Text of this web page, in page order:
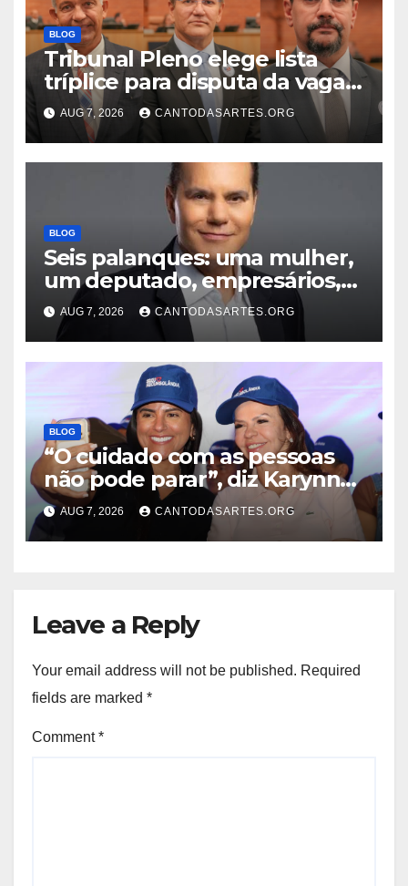
BLOG
Tribunal Pleno elege lista
tríplice para disputa da vaga
de desembargador com os
advogados Ercílio Bezerra,
Marcos Antônio e Guilherme
AUG 7, 2026 CANTODASARTES.ORG
BLOG
Seis palanques: uma mulher,
um deputado, empresários,
professor e vice-governador;
Conheça todos os nomes que
disputam o Governo do TO
AUG 7, 2026 CANTODASARTES.ORG
BLOG
“O cuidado com as pessoas
não pode parar”, diz Karynne
Sotero ao reforçar seu apoio à
professora Dorinha
AUG 7, 2026 CANTODASARTES.ORG
Leave a Reply
Your email address will not be published. Required
fields are marked *
Comment*